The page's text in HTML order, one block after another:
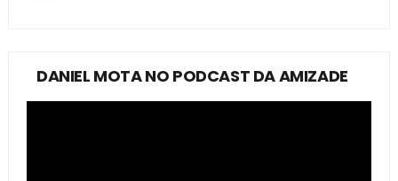
DANIEL MOTA NO PODCAST DA AMIZADE